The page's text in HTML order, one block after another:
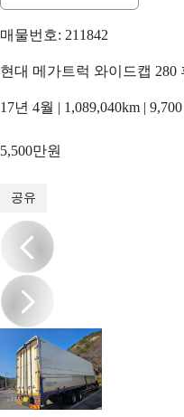
매물번호: 211842
현대 메가트럭 와이드캡 280
17년 4월 | 1,089,040km |
5,500만원
공유
/11